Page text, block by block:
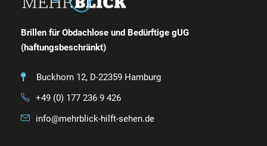
Brillen für Obdachlose und Bedürftige gUG
(haftungsbeschränkt)
Buckhorn 12, D-22359 Hamburg
+49 (0) 177 236 9 426
info@mehrblick-hilft-sehen.de